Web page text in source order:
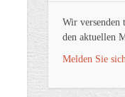
Wir versenden
den aktuellen
Melden Sie